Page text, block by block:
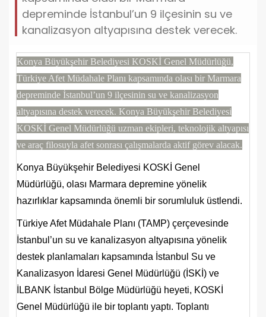
depreminde İstanbul’un 9 ilçesinin su ve
kanalizasyon altyapısına destek verecek.
Konya Büyükşehir Belediyesi KOSKİ Genel Müdürlüğü,
Türkiye Afet Müdahale Planı kapsamında olası bir Marmara
depreminde İstanbul’un 9 ilçesinin su ve kanalizasyon
altyapısına destek verecek. Konya Büyükşehir Belediyesi
KOSKİ Genel Müdürlüğü uzman ekipleri, teknolojik altyapısı
ve araç filosuyla afet sonrası çalışmalarda aktif görev alacak.
Konya Büyükşehir Belediyesi KOSKİ Genel
Müdürlüğü, olası Marmara depremine yönelik
hazırlıklar kapsamında önemli bir sorumluluk üstlendi.
Türkiye Afet Müdahale Planı (TAMP) çerçevesinde
İstanbul’un su ve kanalizasyon altyapısına yönelik
destek planlamaları kapsamında İstanbul Su ve
Kanalizasyon İdaresi Genel Müdürlüğü (İSKİ) ve
İLBANK İstanbul Bölge Müdürlüğü heyeti, KOSKİ
Genel Müdürlüğü ile bir toplantı yaptı. Toplantı